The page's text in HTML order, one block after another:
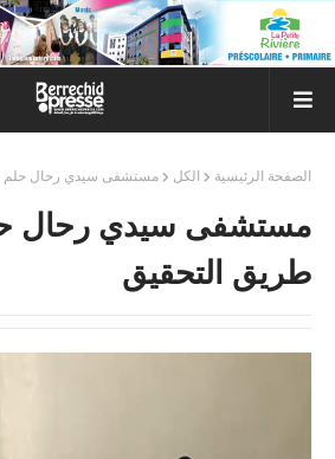
الصفحة الرئيسية الكل مستشفى سيدي رحال حلم
مستشفى سيدي رحال
طريق التحقيق